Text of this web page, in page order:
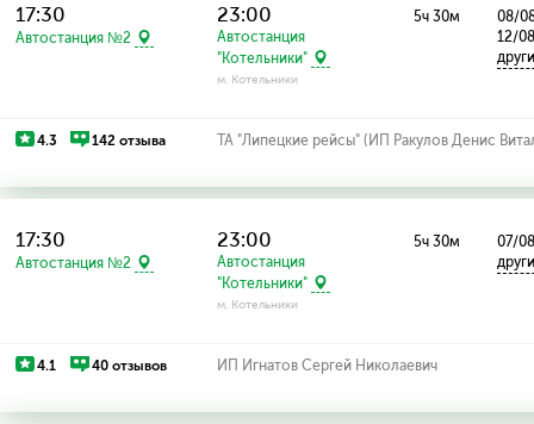
17:30
Автостанция №2
23:00
Автостанция
"Котельники"
м. Котельники
5ч 30м
08/
12/
4.3 142 отзыва ТА "Липецкие рейсы" (ИП Ракулов Денис
17:30
Автостанция №2
23:00
Автостанция
"Котельники"
м. Котельники
5ч 30м
07/
4.1 40 отзывов ИП Игнатов Сергей Николаевич